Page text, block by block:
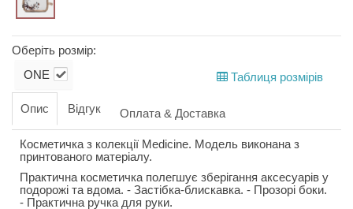
Оберіть розмір:
ONE Таблиця розмірів
Опис Відгук Оплата & Доставка
Косметичка з колекції Medicine. Модель виконана з
принтованого матеріалу.
Практична косметичка полегшує зберігання аксесуарів у
подорожі та вдома. - Застібка-блискавка. - Прозорі боки.
- Практична ручка для руки.